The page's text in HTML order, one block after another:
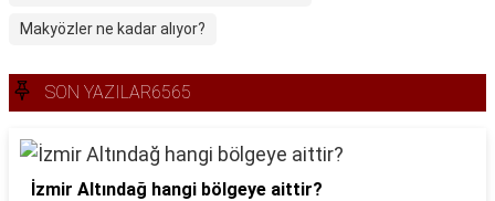
Makyözler ne kadar alıyor?
SON YAZILAR6565
İzmir Altındağ hangi bölgeye aittir?